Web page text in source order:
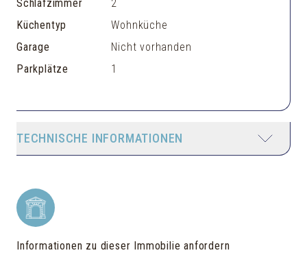
Schlafzimmer
2
Küchentyp
Wohnküche
Garage
Nicht vorhanden
Parkplätze
1
TECHNISCHE INFORMATIONEN
Informationen zu dieser Immobilie anfordern